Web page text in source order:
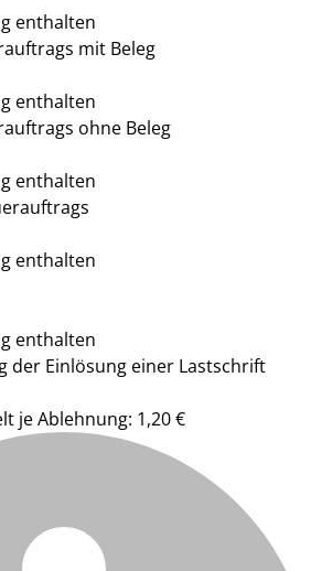
enthalten
mit Beleg
enthalten
ohne Beleg
enthalten
enthalten
enthalten
der Einlösung einer Lastschrift
je Ablehnung: 1,20 €